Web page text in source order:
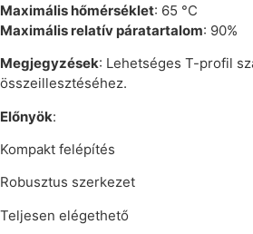
Maximális hőmérséklet: 65 °C
Maximális relatív páratartalom: 90%
Megjegyzések: Lehetséges T-profil
összeillesztéséhez.
Előnyök:
Kompakt felépítés
Robusztus szerkezet
Teljesen elégethető